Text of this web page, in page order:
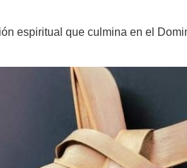
espiritual que culmina en el